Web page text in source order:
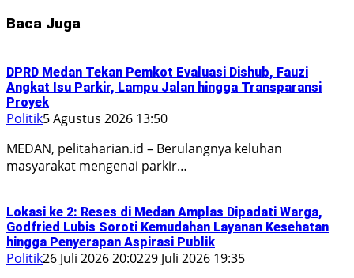
Baca Juga
DPRD Medan Tekan Pemkot Evaluasi Dishub, Fauzi
Angkat Isu Parkir, Lampu Jalan hingga Transparansi
Proyek
Politik5 Agustus 2026 13:50
MEDAN, pelitaharian.id – Berulangnya keluhan
masyarakat mengenai parkir…
Lokasi ke 2: Reses di Medan Amplas Dipadati Warga,
Godfried Lubis Soroti Kemudahan Layanan Kesehatan
hingga Penyerapan Aspirasi Publik
Politik26 Juli 2026 20:0229 Juli 2026 19:35